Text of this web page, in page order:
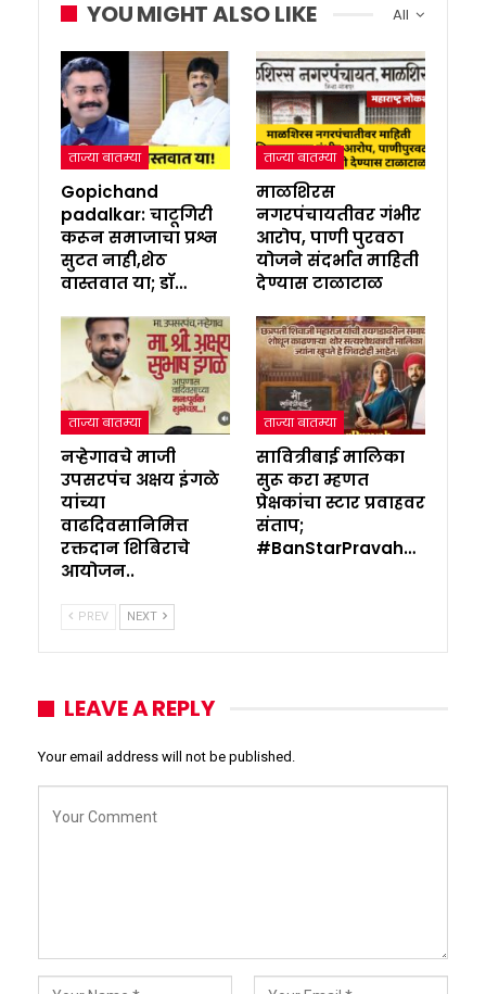
All
YOU MIGHT ALSO LIKE
ताज्या बातम्या
Gopichand
padalkar: चाटूगिरी
करून समाजाचा प्रश्न
सुटत नाही,शेठ
वास्तवात या; डॉ…
ताज्या बातम्या
माळशिरस
नगरपंचायतीवर गंभीर
आरोप, पाणी पुरवठा
योजने संदर्भात माहिती
देण्यास टाळाटाळ
ताज्या बातम्या
नऱ्हेगावचे माजी
उपसरपंच अक्षय इंगळे
यांच्या
वाढदिवसानिमित्त
रक्तदान शिबिराचे
आयोजन..
ताज्या बातम्या
सावित्रीबाई मालिका
सुरू करा म्हणत
प्रेक्षकांचा स्टार प्रवाहवर
संताप;
#BanStarPravah…
PREV NEXT
LEAVE A REPLY
Your email address will not be published.